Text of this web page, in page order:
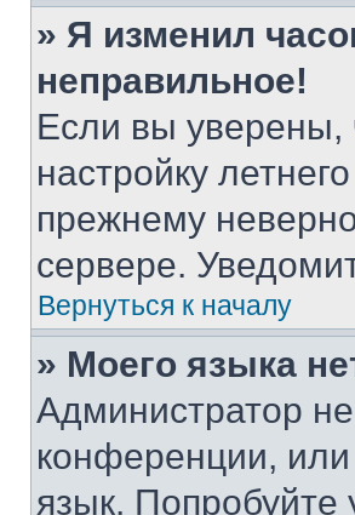
» Я изменил
неправильное!
Если вы уверены,
настройку
прежнему
сервере.
Вернуться к началу
» Моего языка
Администратор
конференции,
язык. Попробуйте